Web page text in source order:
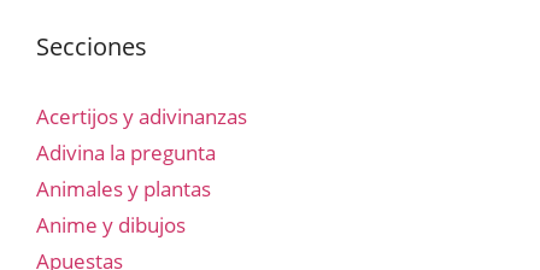
Secciones
Acertijos y adivinanzas
Adivina la pregunta
Animales y plantas
Anime y dibujos
Apuestas